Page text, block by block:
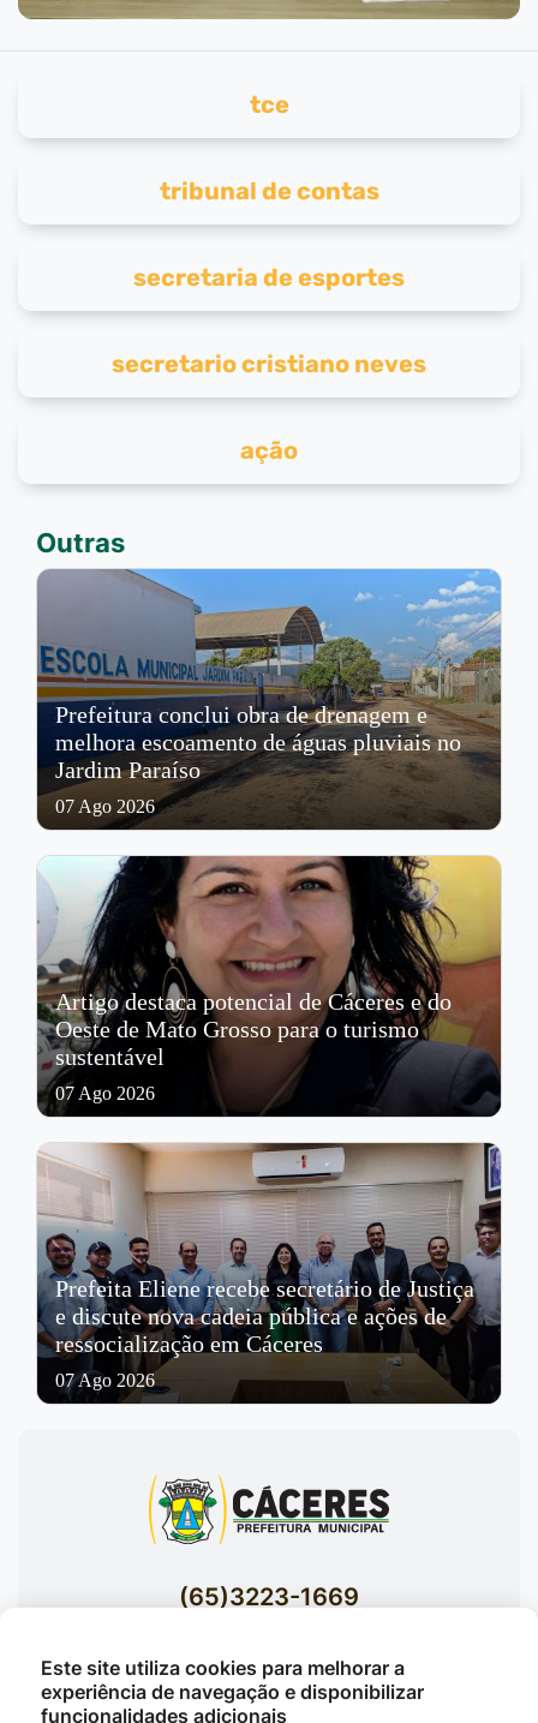
tce
tribunal de contas
secretaria de esportes
secretario cristiano neves
ação
Outras
Prefeitura conclui obra de drenagem e
melhora escoamento de águas pluviais no
Jardim Paraíso
07 Ago 2026
Artigo destaca potencial de Cáceres e do
Oeste de Mato Grosso para o turismo
sustentável
07 Ago 2026
Prefeita Eliene recebe secretário de Justiça
e discute nova cadeia pública e ações de
ressocialização em Cáceres
07 Ago 2026
(65)3223-1669
Acessar E-mails Institucionais
Av. Brasil nº 119 Bairro Jardim Celeste -
Este site utiliza cookies para melhorar a
experiência de navegação e disponibilizar
funcionalidades adicionais